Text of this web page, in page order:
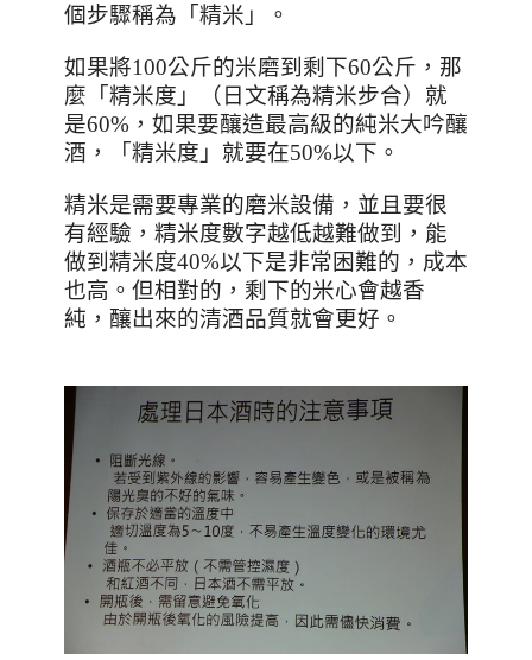
個步驟稱為「精米」。
如果將100公斤的米磨到剩下60公斤，那
麼「精米度」（日文稱為精米步合）就
是60% ，如果要釀造最高級的純米大吟釀
酒，「精米度」就要在50%以下。
精米是需要專業的磨米設備，並且要很
有經驗，精米度數字越低越難做到，能
做到精米度40%以下是非常困難的，成本
也高。但相對的，剩下的米心會越香
純，釀出來的清酒品質就會更好。